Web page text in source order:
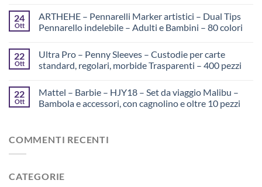
24
Ott
ARTHEHE – Pennarelli Marker artistici – Dual Tips
Pennarello indelebile – Adulti e Bambini – 80 colori
22
Ott
Ultra Pro – Penny Sleeves – Custodie per carte
standard, regolari, morbide Trasparenti – 400 pezzi
22
Ott
Mattel – Barbie – HJY18 – Set da viaggio Malibu –
Bambola e accessori, con cagnolino e oltre 10 pezzi
COMMENTI RECENTI
CATEGORIE